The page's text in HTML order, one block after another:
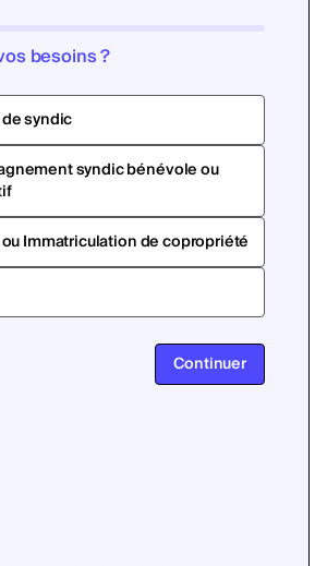
besoins ?
syndic
syndic bénévole ou
Immatriculation de copropriété
Continuer